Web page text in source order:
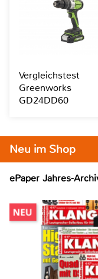
Neu im Shop
ePaper Jahres-
Vergleichstest
Greenworks
GD24DD60